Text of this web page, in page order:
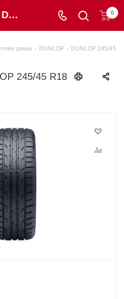
Летние шины DUNLOP 245/45 R18 DZ102 100W купить в интернет-магазине «Шинторг» в Калининграде 0
шины - DUNLOP - DUNLOP 245/45
245/45 R18